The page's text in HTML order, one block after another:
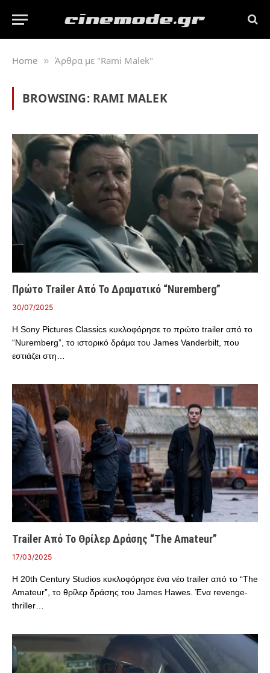
Home » Άρθρα με "Rami Malek"
BROWSING: RAMI MALEK
Πρώτο Trailer Από Το Δραματικό “Nuremberg”
30/07/2025
Η Sony Pictures Classics κυκλοφόρησε το πρώτο trailer από το
“Nuremberg”, το ιστορικό δράμα του James Vanderbilt, που
εστιάζει στη…
Trailer Από Το Θρίλερ Δράσης “The Amateur”
17/03/2025
Η 20th Century Studios κυκλοφόρησε ένα νέο trailer από το “The
Amateur”, το θρίλερ δράσης του James Hawes. Ένα revenge-
thriller…